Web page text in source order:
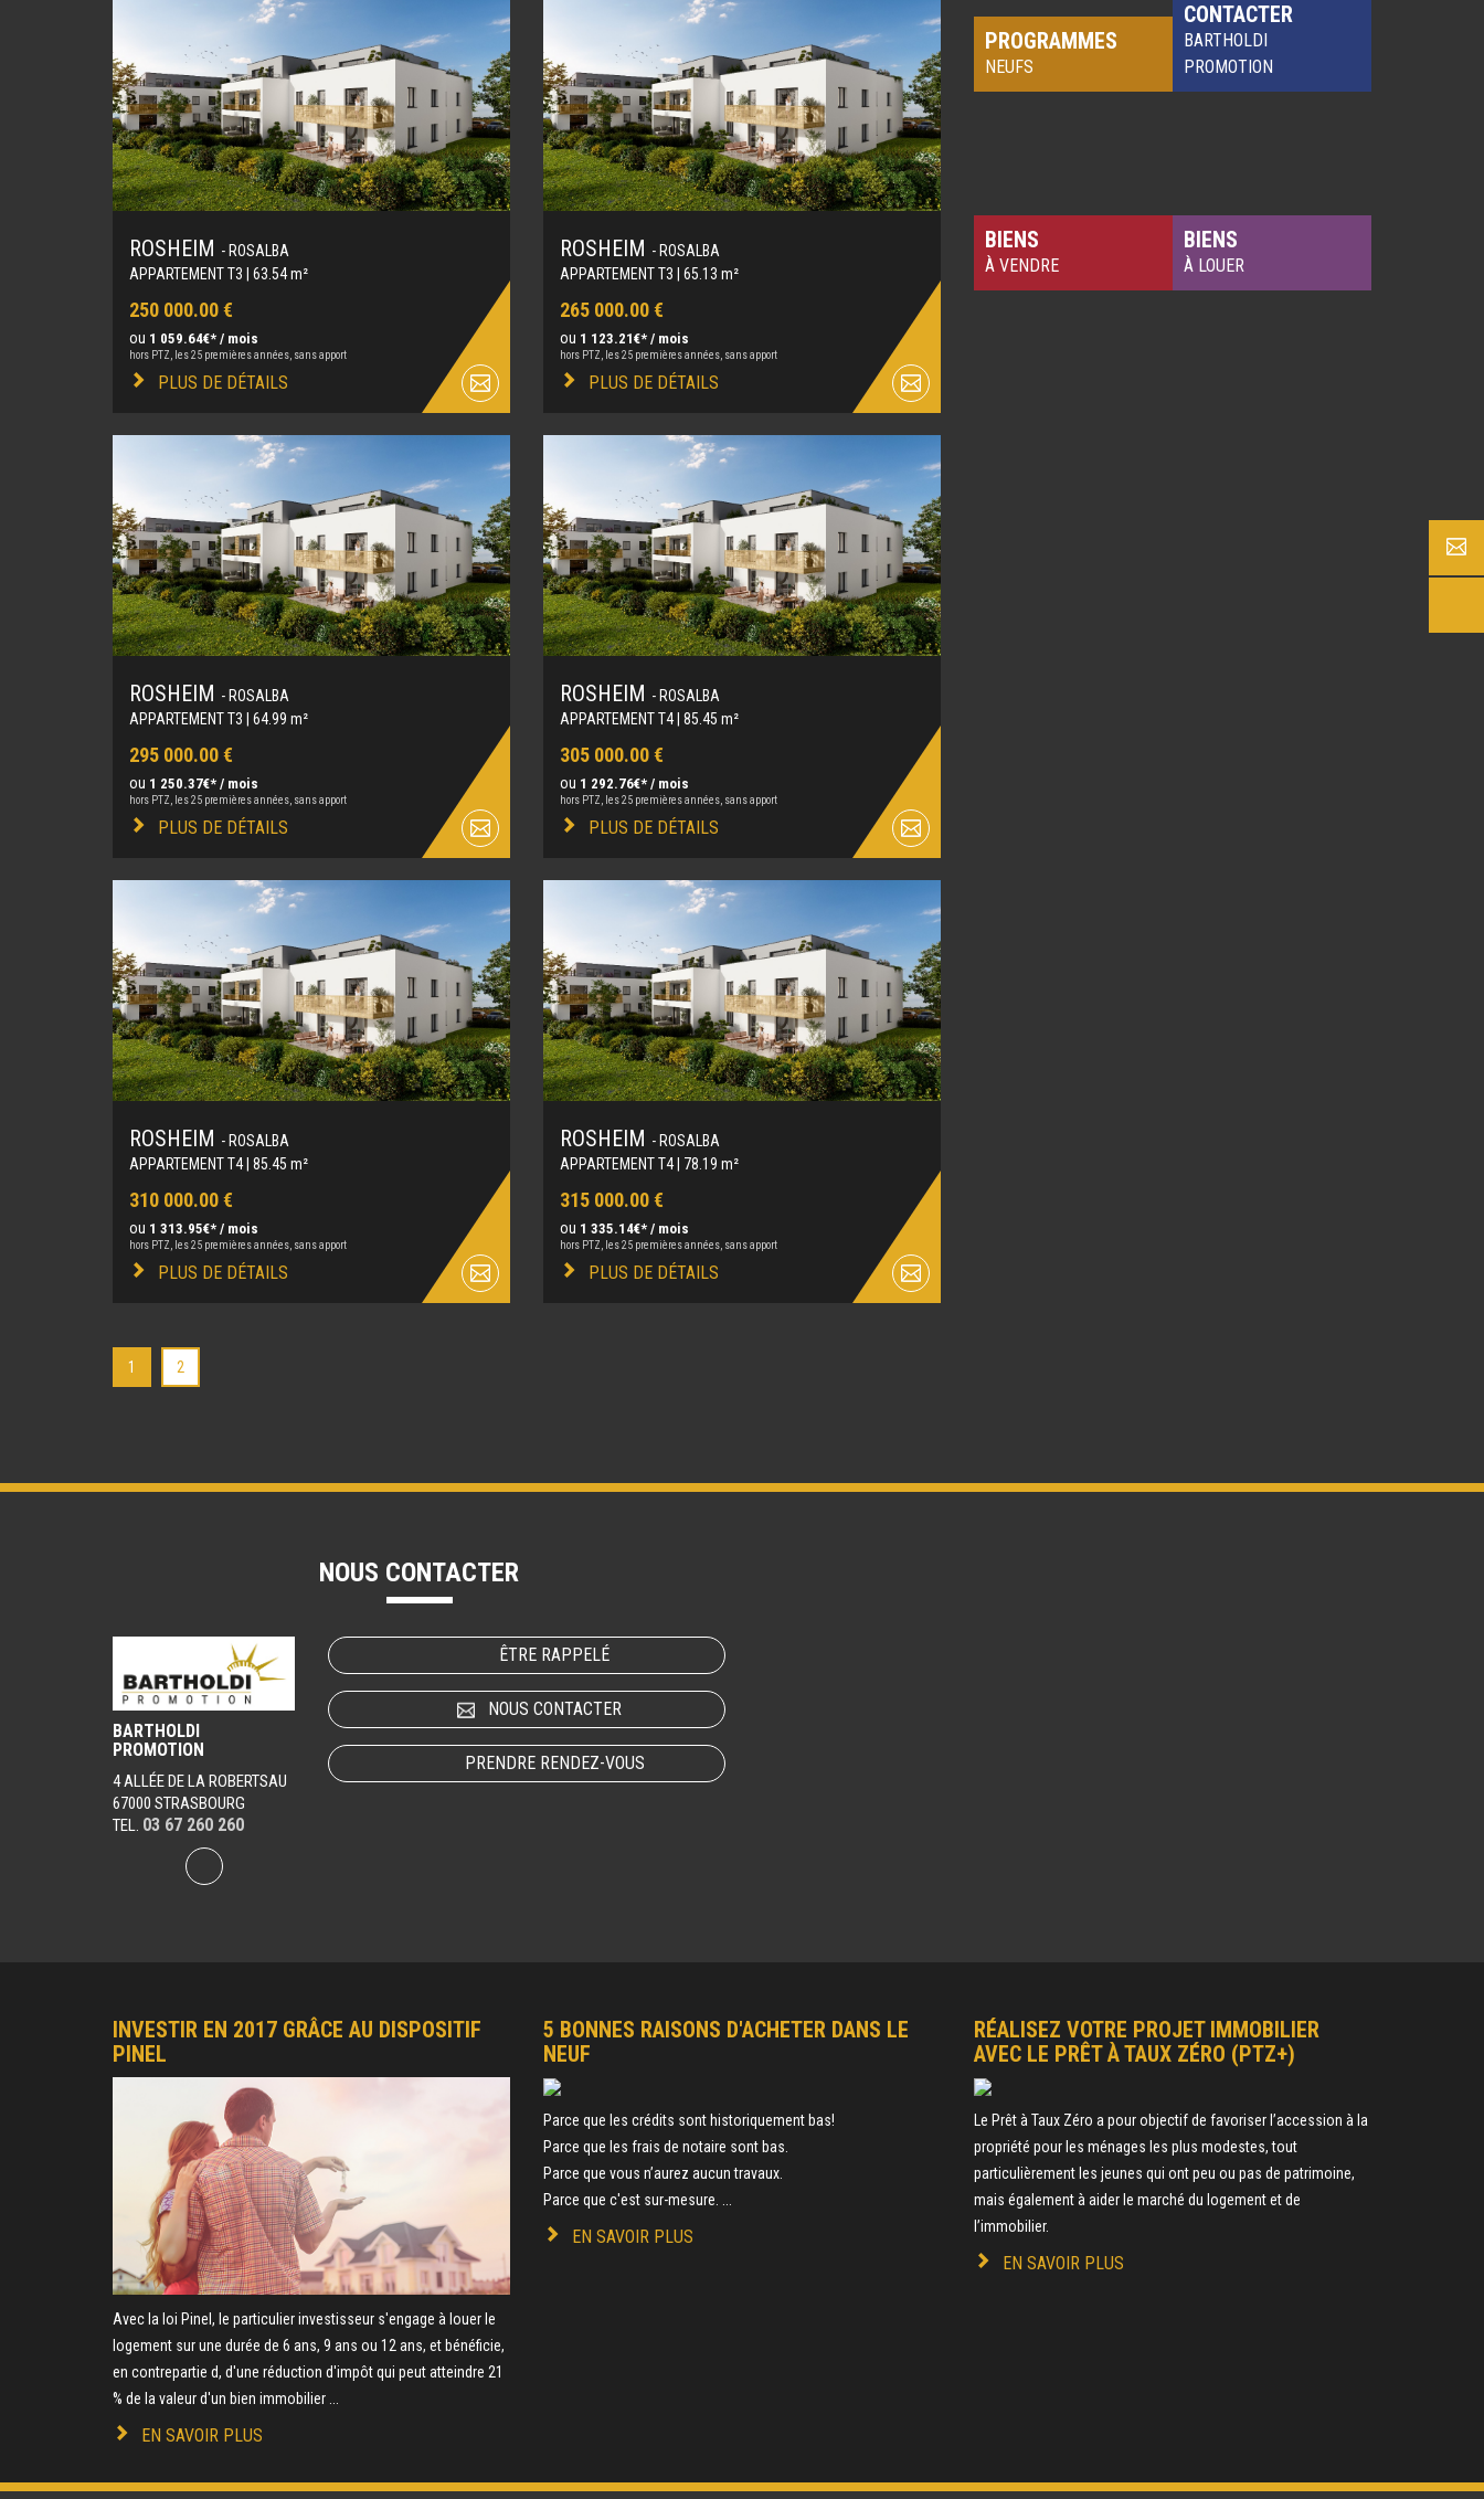
ROSHEIM - ROSALBA
APPARTEMENT T3 | 63.54 m²
250 000.00 €
ou 1 059.64€* / mois
hors PTZ, les 25 premières années, sans apport
PLUS DE DÉTAILS
ROSHEIM - ROSALBA
APPARTEMENT T3 | 65.13 m²
265 000.00 €
ou 1 123.21€* / mois
hors PTZ, les 25 premières années, sans apport
PLUS DE DÉTAILS
ROSHEIM - ROSALBA
APPARTEMENT T3 | 64.99 m²
295 000.00 €
ou 1 250.37€* / mois
hors PTZ, les 25 premières années, sans apport
PLUS DE DÉTAILS
ROSHEIM - ROSALBA
APPARTEMENT T4 | 85.45 m²
305 000.00 €
ou 1 292.76€* / mois
hors PTZ, les 25 premières années, sans apport
PLUS DE DÉTAILS
ROSHEIM - ROSALBA
APPARTEMENT T4 | 85.45 m²
310 000.00 €
ou 1 313.95€* / mois
hors PTZ, les 25 premières années, sans apport
PLUS DE DÉTAILS
ROSHEIM - ROSALBA
APPARTEMENT T4 | 78.19 m²
315 000.00 €
ou 1 335.14€* / mois
hors PTZ, les 25 premières années, sans apport
PLUS DE DÉTAILS
1 2
PROGRAMMES
NEUFS
CONTACTER
BARTHOLDI
PROMOTION
BIENS
À VENDRE
BIENS
À LOUER
NOUS CONTACTER
BARTHOLDI
PROMOTION
4 ALLÉE DE LA ROBERTSAU
67000 STRASBOURG
TEL. 03 67 260 260
ÊTRE RAPPELÉ
NOUS CONTACTER
PRENDRE RENDEZ-VOUS
INVESTIR EN 2017 GRÂCE AU DISPOSITIF
PINEL
Avec la loi Pinel, le particulier investisseur s'engage à louer le
logement sur une durée de 6 ans, 9 ans ou 12 ans, et bénéficie,
en contrepartie d, d'une réduction d'impôt qui peut atteindre 21
% de la valeur d'un bien immobilier ...
EN SAVOIR PLUS
5 BONNES RAISONS D'ACHETER DANS LE
NEUF
Parce que les crédits sont historiquement bas!
Parce que les frais de notaire sont bas.
Parce que vous n’aurez aucun travaux.
Parce que c'est sur-mesure. ...
EN SAVOIR PLUS
RÉALISEZ VOTRE PROJET IMMOBILIER
AVEC LE PRÊT À TAUX ZÉRO (PTZ+)
Le Prêt à Taux Zéro a pour objectif de favoriser l’accession à la
propriété pour les ménages les plus modestes, tout
particulièrement les jeunes qui ont peu ou pas de patrimoine,
mais également à aider le marché du logement et de
l’immobilier.
EN SAVOIR PLUS